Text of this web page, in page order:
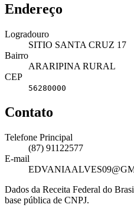
Endereço
Logradouro
SITIO SANTA CRUZ 17
Bairro
ARARIPINA RURAL
CEP
56280000
Contato
Telefone Principal
(87) 91122577
E-mail
Dados da Receita Federal do
base pública de CNPJ.